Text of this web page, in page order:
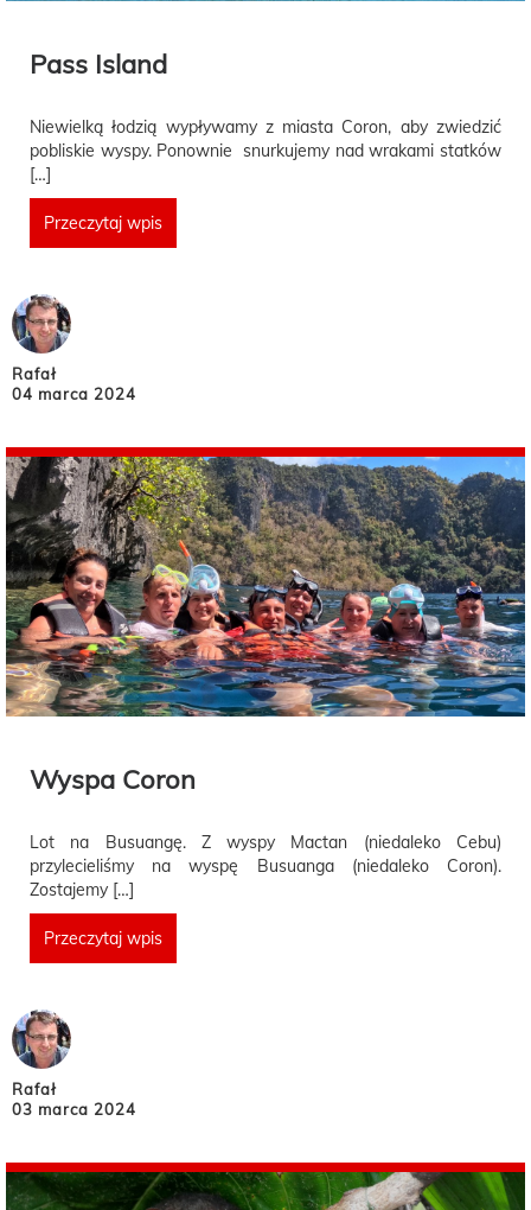
Pass Island
Niewielką łodzią wypływamy z miasta Coron, aby zwiedzić
pobliskie wyspy. Ponownie snurkujemy nad wrakami statków
[…]
Przeczytaj wpis
Rafał
04 marca 2024
Wyspa Coron
Lot na Busuangę. Z wyspy Mactan (niedaleko Cebu)
przylecieliśmy na wyspę Busuanga (niedaleko Coron).
Zostajemy […]
Przeczytaj wpis
Rafał
03 marca 2024